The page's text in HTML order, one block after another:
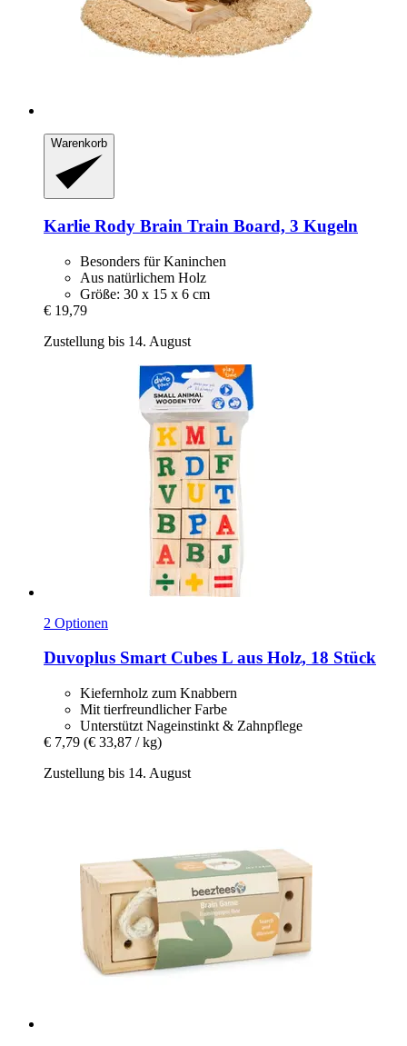
Warenkorb
Karlie Rody Brain Train Board, 3 Kugeln
Besonders für Kaninchen
Aus natürlichem Holz
Größe: 30 x 15 x 6 cm
€ 19,79
Zustellung bis 14. August
2 Optionen
Duvoplus Smart Cubes L aus Holz, 18 Stück
Kiefernholz zum Knabbern
Mit tierfreundlicher Farbe
Unterstützt Nageinstinkt & Zahnpflege
€ 7,79 (€ 33,87 / kg)
Zustellung bis 14. August